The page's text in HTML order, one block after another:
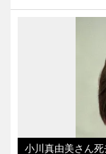
小川真由美さん